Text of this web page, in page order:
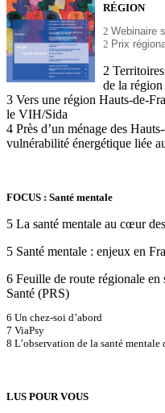
RÉGION
2 Webinaire
2 Prix
2
de la région
3 Vers une région Hauts-de-
le VIH/Sida
4 Près d’un ménage des
vulnérabilité énergétique liée
FOCUS : Santé mentale
5 La santé mentale au cœur
5 Santé mentale : enjeux en
6 Feuille de route régionale en
Santé (PRS)
6 Un chez-soi d’abord
7 ViaPsy
8 L’observation de la santé mentale
LUS POUR VOUS